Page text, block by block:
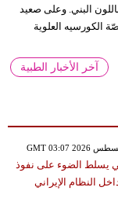
البني. وعلى صعيد
الكورسيه العلوية
آخر الأخبار الطبية
يسلط الضوء على نفوذ
النظام الإيراني